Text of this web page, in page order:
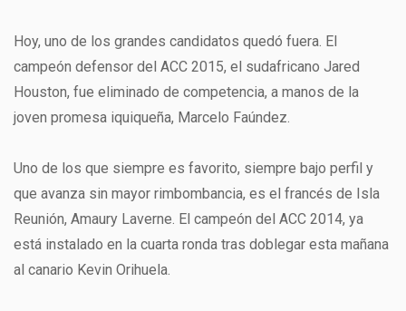
Hoy, uno de los grandes candidatos quedó fuera. El
campeón defensor del ACC 2015, el sudafricano Jared
Houston, fue eliminado de competencia, a manos de la
joven promesa iquiqueña, Marcelo Faúndez.
Uno de los que siempre es favorito, siempre bajo perfil y
que avanza sin mayor rimbombancia, es el francés de Isla
Reunión, Amaury Laverne. El campeón del ACC 2014, ya
está instalado en la cuarta ronda tras doblegar esta mañana
al canario Kevin Orihuela.